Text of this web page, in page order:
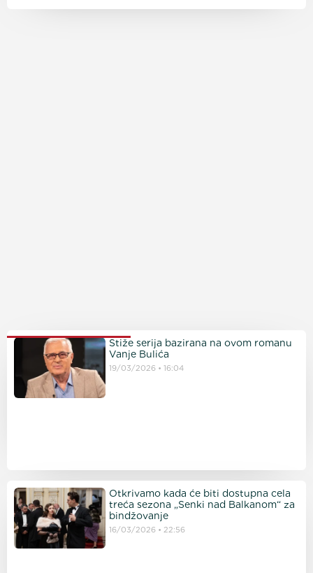
PROČITAJTE JOŠStiže serija bazirana na ovom romanu
Vanje Bulića
19/03/2026 16:04
Otkrivamo kada će biti dostupna cela
treća sezona „Senki nad Balkanom“ za
bindžovanje
16/03/2026 22:56